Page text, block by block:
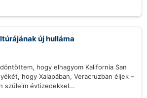
új hulláma
hogy elhagyom Kalifornia San
hogy Xalapában, Veracruzban éljek –
szüleim évtizedekkel...